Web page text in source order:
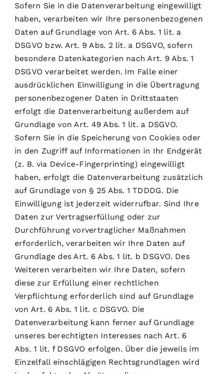
Sofern Sie in die Datenverarbeitung eingewilligt
haben, verarbeiten wir Ihre personenbezogenen
Daten auf Grundlage von Art. 6 Abs. 1 lit. a
DSGVO bzw. Art. 9 Abs. 2 lit. a DSGVO, sofern
besondere Datenkategorien nach Art. 9 Abs. 1
DSGVO verarbeitet werden. Im Falle einer
ausdrücklichen Einwilligung in die Übertragung
personenbezogener Daten in Drittstaaten
erfolgt die Datenverarbeitung außerdem auf
Grundlage von Art. 49 Abs. 1 lit. a DSGVO.
Sofern Sie in die Speicherung von Cookies oder
in den Zugriff auf Informationen in Ihr Endgerät
(z. B. via Device-Fingerprinting) eingewilligt
haben, erfolgt die Datenverarbeitung zusätzlich
auf Grundlage von § 25 Abs. 1 TDDDG. Die
Einwilligung ist jederzeit widerrufbar. Sind Ihre
Daten zur Vertragserfüllung oder zur
Durchführung vorvertraglicher Maßnahmen
erforderlich, verarbeiten wir Ihre Daten auf
Grundlage des Art. 6 Abs. 1 lit. b DSGVO. Des
Weiteren verarbeiten wir Ihre Daten, sofern
diese zur Erfüllung einer rechtlichen
Verpflichtung erforderlich sind auf Grundlage
von Art. 6 Abs. 1 lit. c DSGVO. Die
Datenverarbeitung kann ferner auf Grundlage
unseres berechtigten Interesses nach Art. 6
Abs. 1 lit. f DSGVO erfolgen. Über die jeweils im
Einzelfall einschlägigen Rechtsgrundlagen wird